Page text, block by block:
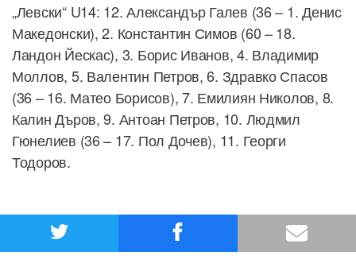
„Левски“ U14: 12. Александър Галев (36 – 1. Денис
Македонски), 2. Константин Симов (60 – 18.
Ландон Йескас), 3. Борис Иванов, 4. Владимир
Моллов, 5. Валентин Петров, 6. Здравко Спасов
(36 – 16. Матео Борисов), 7. Емилиян Николов, 8.
Калин Дъров, 9. Антоан Петров, 10. Людмил
Гюнелиев (36 – 17. Пол Дочев), 11. Георги
Тодоров.